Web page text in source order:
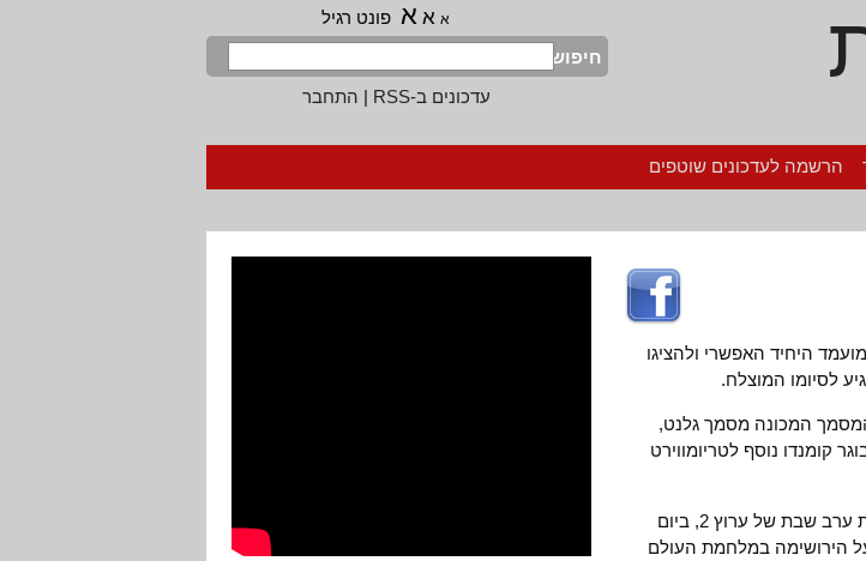
א א א פונט רגיל
חיפוש
עדכונים ב-RSS
| התחבר
הרשמה לעדכונים שוטפים
היחיד האפשרי ולהציגו
לסיומו המוצלח.
המכונה מסמך גלנט,
קומנדו נוסף לטריומווירט
הפרשה החלה לכאורה בדיווח של העתונאי אמנון אברמוביץ' במהדורת ערב שבת של ערוץ 2, ביום
על הירושימה במלחמת העולם